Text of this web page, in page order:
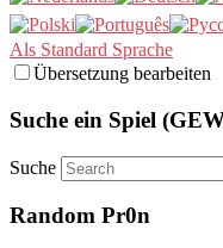
Als Standard Sprache
Übersetzung bearbeiten
Suche ein Spiel
Suche
Random Pr0n